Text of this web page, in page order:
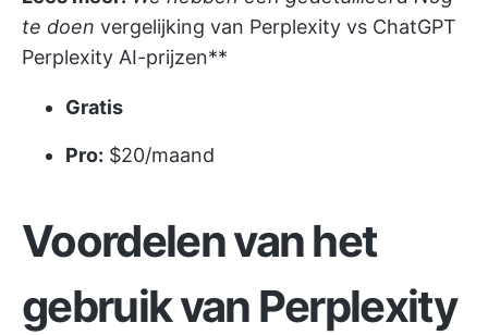
te doen vergelijking van Perplexity vs ChatGPT
Perplexity AI-prijzen**
Gratis
Pro: $20/maand
Voordelen van het
gebruik van Perplexity